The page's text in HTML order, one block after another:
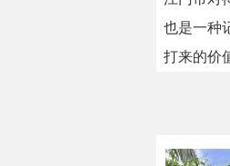
也是一种
打来的价